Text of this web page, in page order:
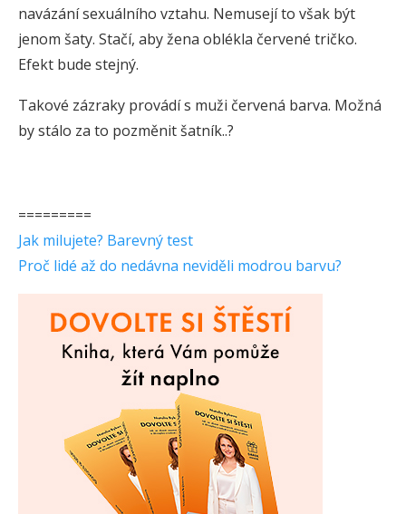
navázání sexuálního vztahu. Nemusejí to však být
jenom šaty. Stačí, aby žena oblékla červené tričko.
Efekt bude stejný.
Takové zázraky provádí s muži červená barva. Možná
by stálo za to pozměnit šatník..?
=========
Jak milujete? Barevný test
Proč lidé až do nedávna neviděli modrou barvu?